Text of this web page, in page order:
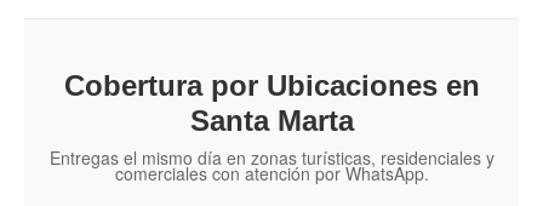
Cobertura por Ubicaciones en
Santa Marta
Entregas el mismo día en zonas turísticas, residenciales y
comerciales con atención por WhatsApp.